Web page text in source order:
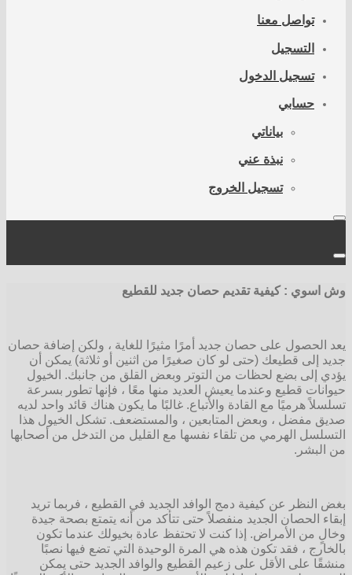
تواصل معنا
التسجيل
تسجيل الدخول
حسابي
بياناتي
نبذة عني
تسجيل الخروج
وش اسوي :كيفية تقديم حصان جديد للقطيع
يعد الحصول على حصان جديد أمرًا مثيرًا للغاية ، ولكن إضافة حصان
جديد إلى قطيعك (حتى لو كان صغيرًا من اثنين أو ثلاثة) يمكن أن
يؤدي إلى بضع لحظات من التوتر وبعض القلق من جانبك. الخيول
حيوانات قطيع وعندما يعيش العديد منها معًا ، فإنها تطور بسرعة
تسلسلاً هرميًا مع القادة والأتباع. غالبًا ما يكون هناك قائد واحد لديه
صديق مفضل ، وبعض المتابعين ، والمستضعف. تشكل الخيول هذا
التسلسل الهرمي من تلقاء نفسها مع القليل من التدخل من أصحابها
من البشر.
بغض النظر عن كيفية دمج الوافد الجديد في القطيع ، فربما تريد
إبقاء الحصان الجديد منفصلاً حتى تتأكد من أنه يتمتع بصحة جيدة
وخالٍ من الأمراض. إذا كنت لا تحتفظ عادة بخيولك عندما تكون
بالخارج ، فقد تكون هذه هي المرة الوحيدة التي تضع فيها نصبًا
منشقًا على الأقل على زعيم القطيع والوافد الجديد حتى يمكن